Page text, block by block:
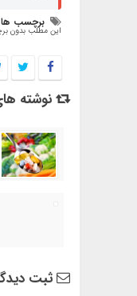
برچسب
این مطلب بدون
نوشته
ثبت